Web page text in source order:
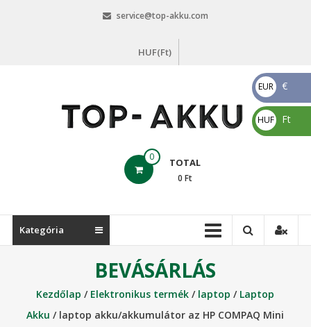
service@top-akku.com
HUF(Ft)
akku.com
0 TOTAL
0 Ft
Kategória
BEVÁSÁRLÁS
Kezdőlap / Elektronikus termék / laptop / Laptop
Akku / laptop akku/akkumulátor az HP COMPAQ Mini
EUR
€
€
HUF
Ft
Ft